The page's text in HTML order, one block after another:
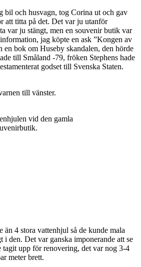
bil och husvagn, tog Corina ut och gav
att titta på det. Det var ju utanför
var ju stängt, men en souvenir butik var
jag köpte en ask ”Kongen av
en bok om Huseby skandalen, den hörde
till Småland -79, fröken Stephens hade
godset till Svenska Staten.
till vänster.
vid den gamla
än 4 stora vattenhjul så de kunde mala
i den. Det var ganska imponerande att se
tagit upp för renovering, det var nog 3-4
meter brett.